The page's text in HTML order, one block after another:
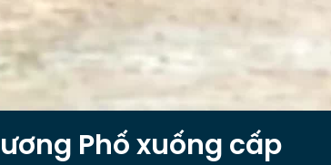
Phố xuống cấp